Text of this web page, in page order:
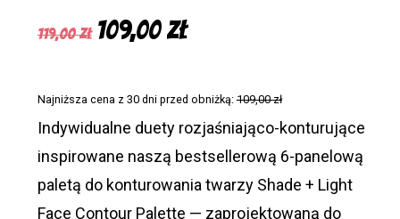
119,00zł Pierwotna
119,00 zł.
109,00złAktualna
109,00 zł.
Najniższa cena z 30 dni przed obniżką:109,00 zł
Indywidualne duety rozjaśniająco-konturujące
inspirowane naszą bestsellerową 6-panelową
paletą do konturowania twarzy Shade + Light
Face Contour Palette — zaprojektowaną do